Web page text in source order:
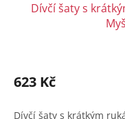
Dívčí šaty s
623 Kč
Dívčí šaty s krátkým